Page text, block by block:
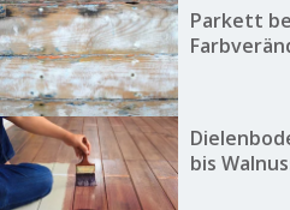
Parkett
bis